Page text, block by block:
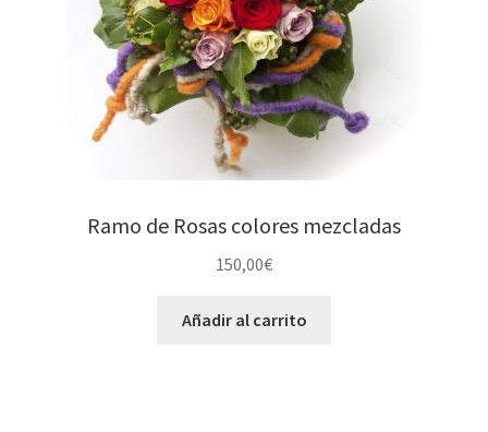
Ramo de Rosas colores mezcladas
150,00€
Añadir al carrito